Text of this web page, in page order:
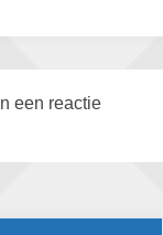
een reactie